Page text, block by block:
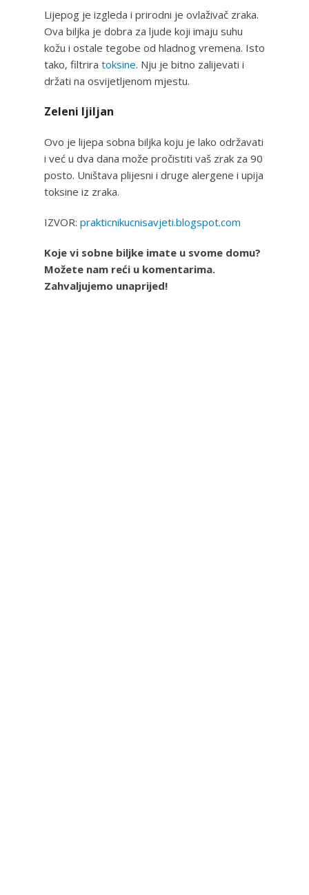
Lijepog je izgleda i prirodni je ovlaživač zraka.
Ova biljka je dobra za ljude koji imaju suhu
kožu i ostale tegobe od hladnog vremena. Isto
tako, filtrira toksine. Nju je bitno zalijevati i
držati na osvijetljenom mjestu.
Zeleni ljiljan
Ovo je lijepa sobna biljka koju je lako održavati
i već u dva dana može pročistiti vaš zrak za 90
posto. Uništava plijesni i druge alergene i upija
toksine iz zraka.
IZVOR: prakticnikucnisavjeti.blogspot.com
Koje vi sobne biljke imate u svome domu?
Možete nam reći u komentarima.
Zahvaljujemo unaprijed!